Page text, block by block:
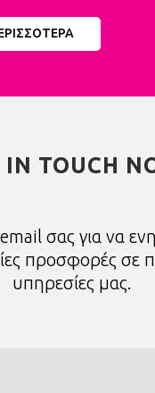
IN TOUCH
σας για να
προσφορές σε
υπηρεσίες μας.